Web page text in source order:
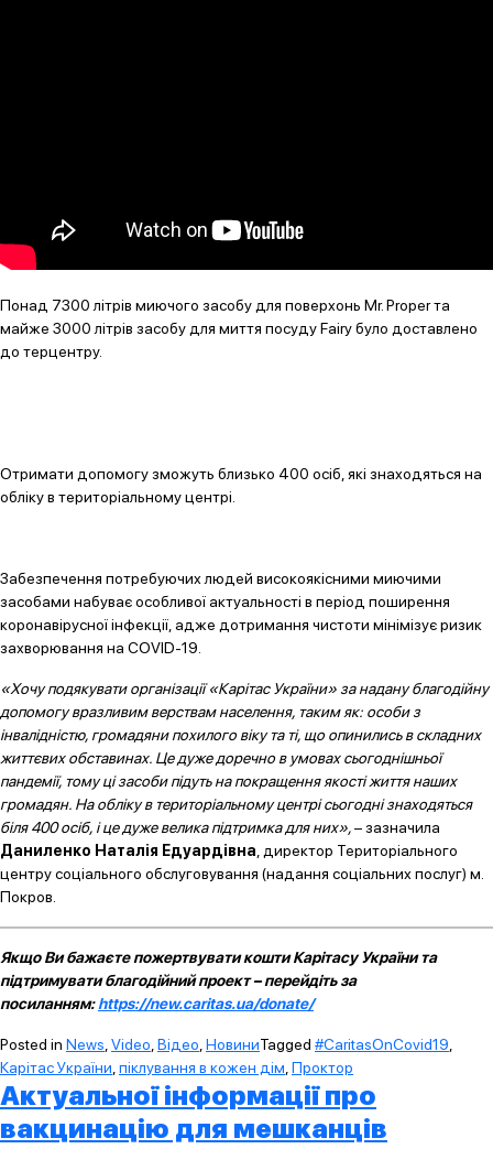
Понад 7300 літрів миючого засобу для поверхонь Mr. Proper та
майже 3000 літрів засобу для миття посуду Fairy було доставлено
до терцентру.
Отримати допомогу зможуть близько 400 осіб, які знаходяться на
обліку в територіальному центрі.
Забезпечення потребуючих людей високоякісними миючими
засобами набуває особливої актуальності в період поширення
коронавірусної інфекції, адже дотримання чистоти мінімізує ризик
захворювання на COVID-19.
«Хочу подякувати організації «Карітас України» за надану благодійну
допомогу вразливим верствам населення, таким як: особи з
інвалідністю, громадяни похилого віку та ті, що опинились в складних
життєвих обставинах. Це дуже доречно в умовах сьогоднішньої
пандемії, тому ці засоби підуть на покращення якості життя наших
громадян. На обліку в територіальному центрі сьогодні знаходяться
біля 400 осіб, і це дуже велика підтримка для них»,– зазначила
Даниленко Наталія Едуардівна , директор Територіального
центру соціального обслуговування (надання соціальних послуг) м.
Покров.
Якщо Ви бажаєте пожертвувати кошти Карітасу України та
підтримувати благодійний проект – перейдіть за
посиланням:https://new.caritas.ua/donate/
Posted in News Video Відео НовиниTagged #CaritasOnCovid19
Карітас України піклування в кожен дім Проктор
Актуальної інформації про
вакцинацію для мешканців